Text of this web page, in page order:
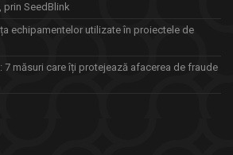
prin SeedBlink
echipamentelor utilizate în proiectele de
7 măsuri care îți protejează afacerea de fraude